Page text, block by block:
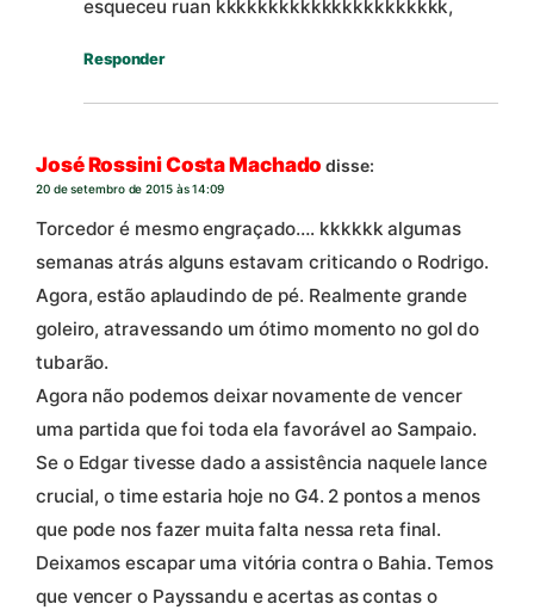
esqueceu ruan kkkkkkkkkkkkkkkkkkkkkk,
Responder
José Rossini Costa Machado disse:
20 de setembro de 2015 às 14:09
Torcedor é mesmo engraçado…. kkkkkk algumas
semanas atrás alguns estavam criticando o Rodrigo.
Agora, estão aplaudindo de pé. Realmente grande
goleiro, atravessando um ótimo momento no gol do
tubarão.
Agora não podemos deixar novamente de vencer
uma partida que foi toda ela favorável ao Sampaio.
Se o Edgar tivesse dado a assistência naquele lance
crucial, o time estaria hoje no G4. 2 pontos a menos
que pode nos fazer muita falta nessa reta final.
Deixamos escapar uma vitória contra o Bahia. Temos
que vencer o Payssandu e acertas as contas o